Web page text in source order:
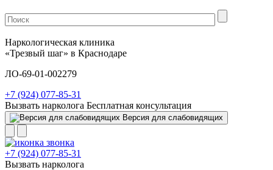
Наркологическая клиника
«Трезвый шаг» в Краснодаре
ЛО-69-01-002279
+7 (924) 077-85-31
Вызвать нарколога Бесплатная консультация
Версия для слабовидящих
+7 (924) 077-85-31
Вызвать нарколога